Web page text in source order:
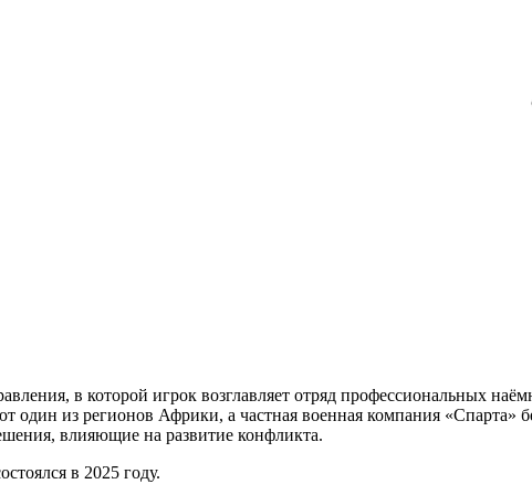
в которой игрок возглавляет отряд профессиональных
из регионов Африки, а частная военная компания «Спарта»
влияющие на развитие конфликта.
в 2025 году.